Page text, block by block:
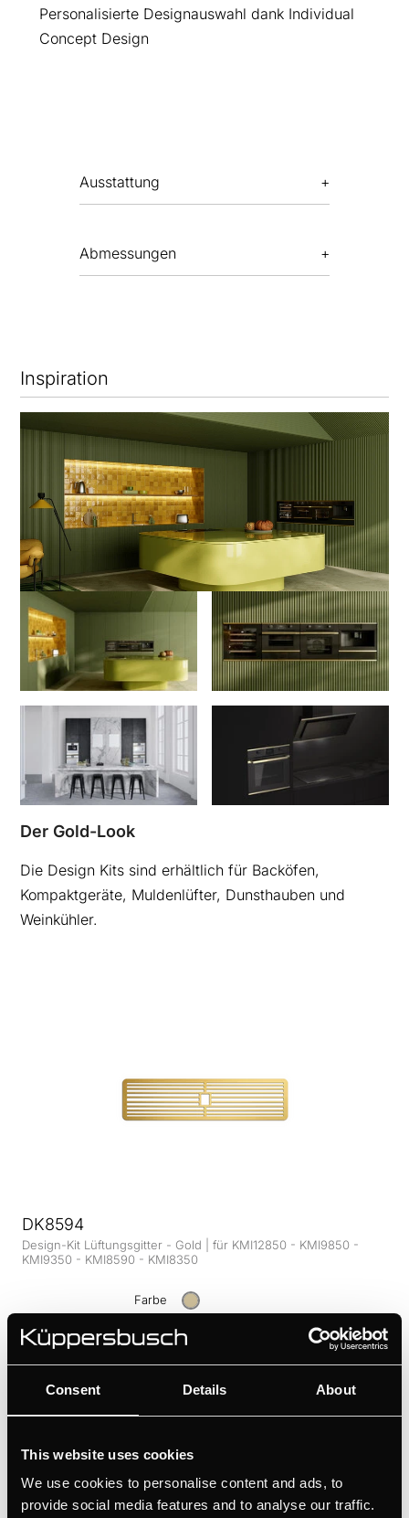
Consent Details About
This website uses cookies
We use cookies to personalise content and ads, to
provide social media features and to analyse our traffic.
Personalisierte Designauswahl dank Individual
Concept Design
Ausstattung
Abmessungen
Inspiration
Der Gold-Look
Die Design Kits sind erhältlich für Backöfen,
Kompaktgeräte, Muldenlüfter, Dunsthauben und
Weinkühler.
DK8594
Design-Kit Lüftungsgitter - Gold | für KMI12850 - KMI9850 -
KMI9350 - KMI8590 - KMI8350
Farbe
+ PRODUKTDETAILS